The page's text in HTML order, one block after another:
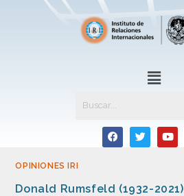
OPINIONES IRI
Donald Rumsfeld (1932-2021)